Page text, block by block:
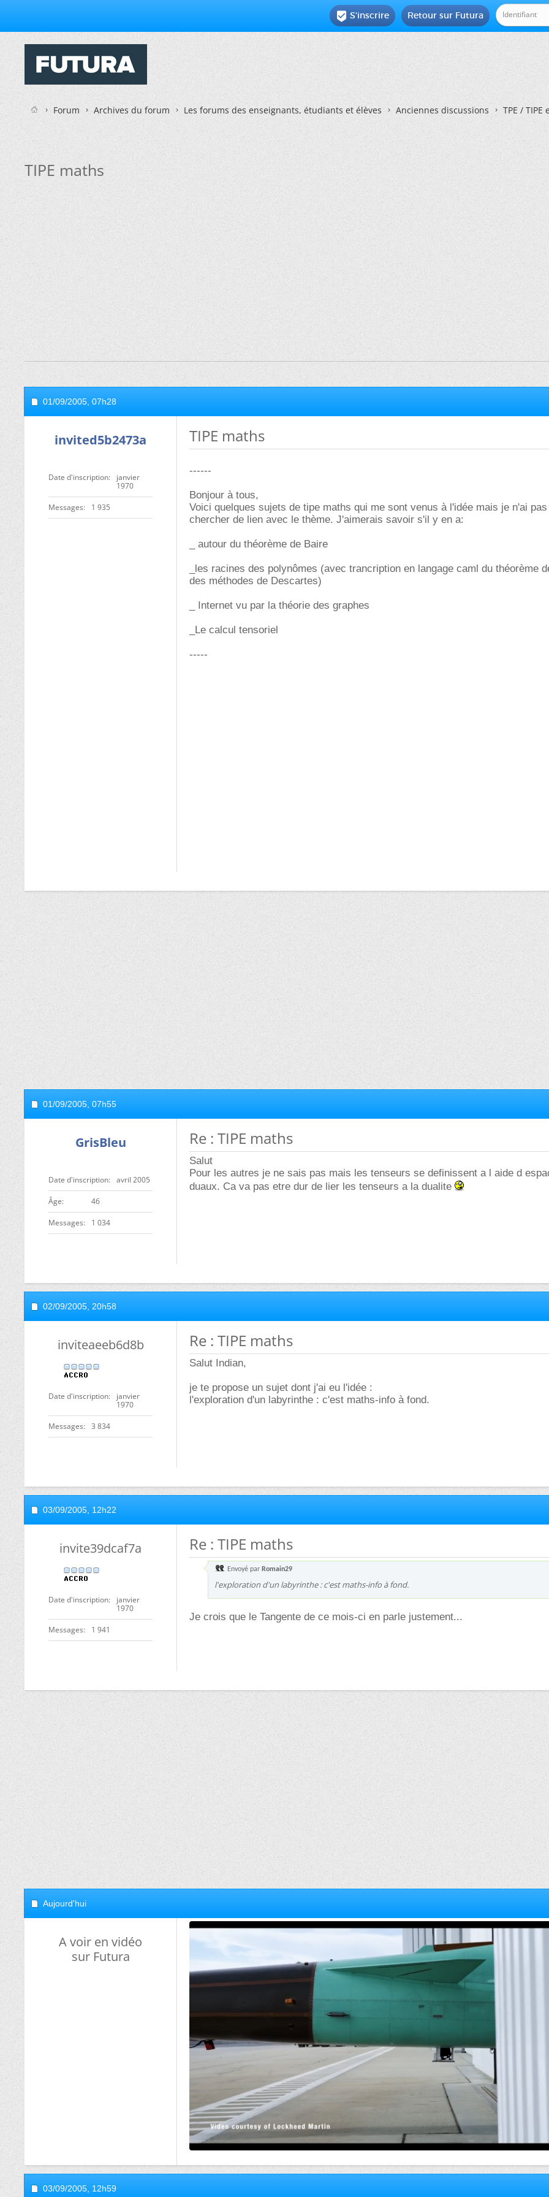
Retour sur Futura
 S'inscrire
Forum Archives du forum Les forums des enseignants, étudiants et élèves Anciennes discussions TPE /
TIPE maths
01/09/2005, 07h28
invited5b2473a
Date d'inscription
janvier
1970
Messages 1 935
TIPE maths
------
Bonjour à tous,
Voici quelques sujets de tipe maths qui me sont venus à l'idée mais je n'ai
chercher de lien avec le thème. J'aimerais savoir s'il y en a:
_ autour du théorème de Baire
_les racines des polynômes (avec trancription en langage caml du théorème
des méthodes de Descartes)
_ Internet vu par la théorie des graphes
_Le calcul tensoriel
-----
01/09/2005, 07h55
GrisBleu
Date d'inscription avril 2005
ge 46
Messages 1 034
Re : TIPE maths
Salut
Pour les autres je ne sais pas mais les tenseurs se definissent a l aide d
duaux. Ca va pas etre dur de lier les tenseurs a la dualite
02/09/2005, 20h58
inviteaeeb6d8b
Date d'inscription
janvier
1970
Messages 3 834
Re : TIPE maths
Salut Indian,
je te propose un sujet dont j'ai eu l'idée :
l'exploration d'un labyrinthe : c'est maths-info à fond.
03/09/2005, 12h22
invite39dcaf7a
Date d'inscription
janvier
1970
Messages 1 941
Re : TIPE maths
Envoyé par Romain29
l'exploration d'un labyrinthe : c'est maths-info à fond.
Je crois que le Tangente de ce mois-ci en parle justement...
Aujourd'hui
A voir en vidéo
sur Futura
03/09/2005, 12h59